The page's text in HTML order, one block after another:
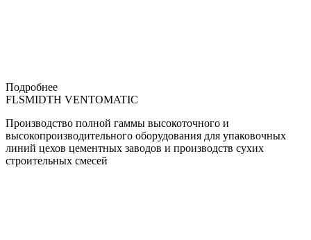
Подробнее
FLSMIDTH VENTOMATIC
Производство полной гаммы высокоточного и
высокопроизводительного оборудования для упаковочных
линий цехов цементных заводов и производств сухих
строительных смесей